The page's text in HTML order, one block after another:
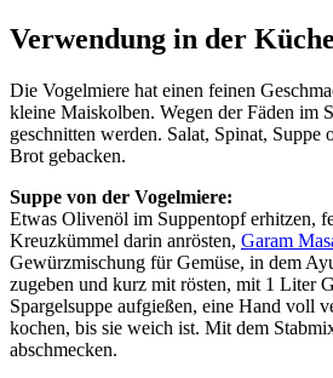
Verwendung in der
Die Vogelmiere hat einen feinen
kleine Maiskolben. Wegen der Fäden im
geschnitten werden. Salat, Spinat, Suppe
Brot gebacken.
Suppe von der Vogelmiere:
Etwas Olivenöl im Suppentopf erhitzen,
Kreuzkümmel darin anrösten, Garam
Gewürzmischung für Gemüse, in dem
zugeben und kurz mit rösten, mit 1 Liter
Spargelsuppe aufgießen, eine Hand voll
kochen, bis sie weich ist. Mit dem
abschmecken.